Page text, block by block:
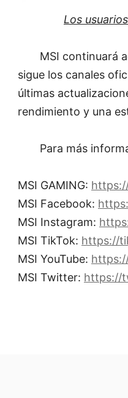
Los
MSI continuará
sigue los canales
últimas
rendimiento y una
Para más
MSI GAMING:
MSI Facebook:
MSI Instagram:
MSI TikTok: https://
MSI YouTube:
MSI Twitter: https://